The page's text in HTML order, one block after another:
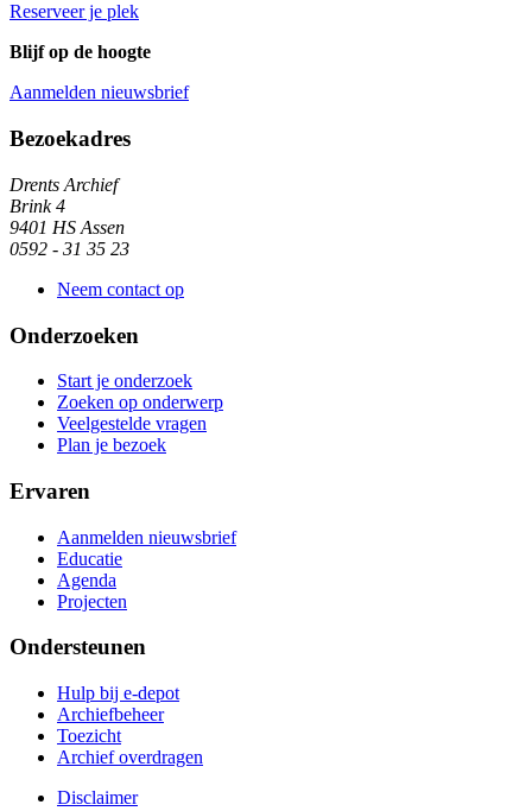
Reserveer je plek
Blijf op de hoogte
Aanmelden nieuwsbrief
Algemene informatie
Bezoekadres
Drents Archief
Brink 4
9401 HS Assen
0592 - 31 35 23
Neem contact op
Onderzoeken
Start je onderzoek
Zoeken op onderwerp
Veelgestelde vragen
Plan je bezoek
Ervaren
Aanmelden nieuwsbrief
Educatie
Agenda
Projecten
Ondersteunen
Hulp bij e-depot
Archiefbeheer
Toezicht
Archief overdragen
Disclaimer